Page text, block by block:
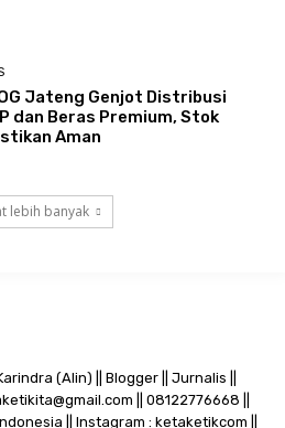
Jateng Genjot Distribusi
dan Beras Premium, Stok
Aman
lebih banyak
(Alin) || Blogger || Jurnalis ||
|| 08122776668 ||
|| Instagram : ketaketikcom ||